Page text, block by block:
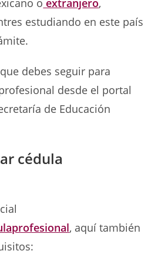
o extranjero,
estudiando en este país
debes seguir para
desde el portal
de Educación
cédula
, aquí también